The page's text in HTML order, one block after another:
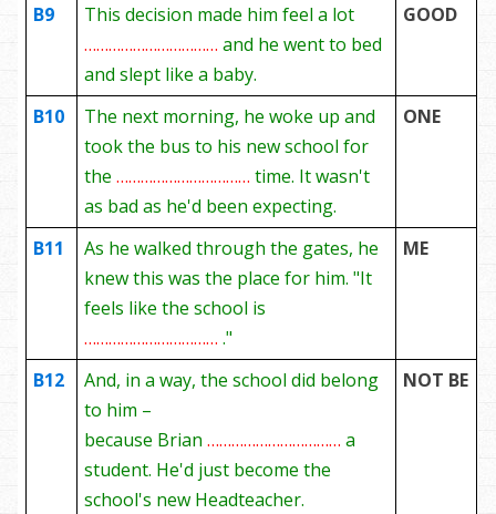
B9
This decision made him feel a lot
…………………………… and he went to bed
and slept like a baby.
GOOD
B10
The next morning, he woke up and
took the bus to his new school for
the …………………………… time. It wasn't
as bad as he'd been expecting.
ONE
B11
As he walked through the gates, he
knew this was the place for him. "It
feels like the school is
…………………………… ."
ME
B12
And, in a way, the school did belong
to him –
because Brian …………………………… a
student. He'd just become the
school's new Headteacher.
NOT BE